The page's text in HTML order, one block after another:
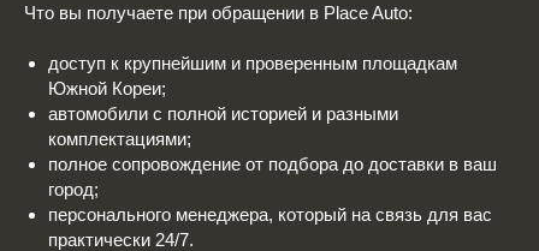
Что вы получаете при обращении в Place Auto:
доступ к крупнейшим и проверенным площадкам
Южной Кореи;
автомобили с полной историей и разными
комплектациями;
полное сопровождение от подбора до доставки в ваш
город;
персонального менеджера, который на связь для вас
практически 24/7.